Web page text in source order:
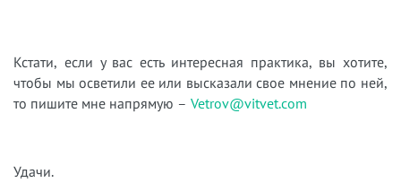
Кстати, если у вас есть интересная практика, вы хотите,
чтобы мы осветили ее или высказали свое мнение по ней,
то пишите мне напрямую – Vetrov@vitvet.com
Удачи.